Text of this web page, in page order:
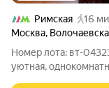
Римская
16
Москва,
Номер лота: вт-
уютная,